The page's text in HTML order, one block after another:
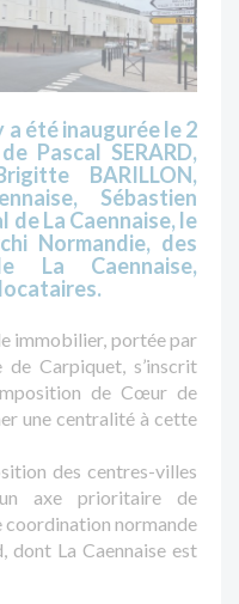
a été inaugurée le 2
Pascal SERARD,
BARILLON,
Sébastien
de La Caennaise, le
Normandie, des
La Caennaise,
immobilier, portée par
de Carpiquet, s’inscrit
de Cœur de
une centralité à cette
des centres-villes
axe prioritaire de
coordination normande
La Caennaise est